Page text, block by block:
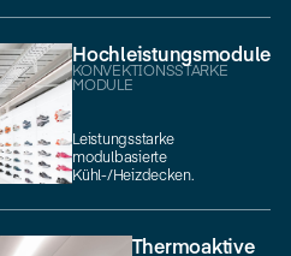
Hochleistungsmodule
KONVEKTIONSSTARKE
MODULE
Leistungsstarke
modulbasierte
Kühl-/Heizdecken.
Thermoaktive